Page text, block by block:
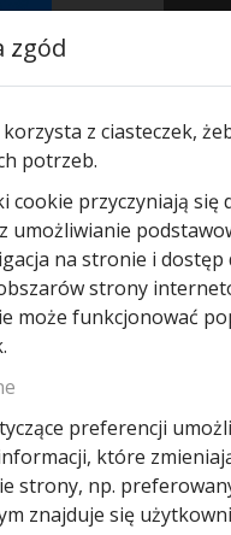
AUTORYZOWANY
PARTNER & SERWIS
/ Sprężyna R125 do
STE/SPU30/
zgód
z ciasteczek,
potrzeb.
cookie przyczyniają się
umożliwianie
na stronie i dostęp
strony
może funkcjonować
preferencji
które
strony, np.
znajduje się